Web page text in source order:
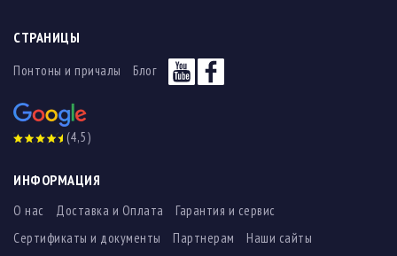
СТРАНИЦЫ
Понтоны и причалы Блог
(4,5)
ИНФОРМАЦИЯ
О нас Доставка и Оплата
Гарантия и сервис
Сертификаты и документы
Партнерам
Наши сайты